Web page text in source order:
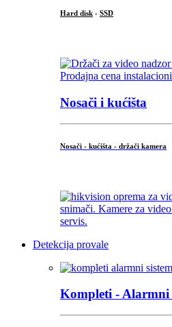
Hard disk - SSD
Nosači i kućišta
Nosači - kućišta - držači kamera
Detekcija provale
Kompleti - Alarmni